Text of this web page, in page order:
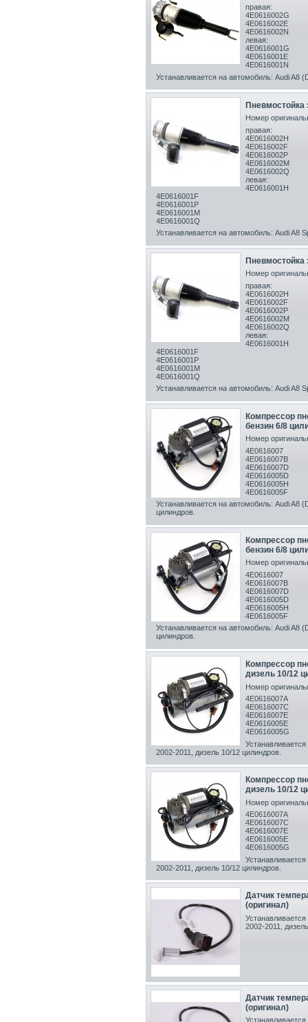
правая:
4E0616002G
4E0616002E
4E0616002N
левая:
4E0616001G
4E0616001E
4E0616001N
Устанавливается на автомобиль: Audi A8
Пневмостойка
Номер
правая:
4E0616002H
4E0616002F
4E0616002P
4E0616002M
4E0616002Q
левая:
4E0616001H
4E0616001F
4E0616001P
4E0616001M
4E0616001Q
Устанавливается на автомобиль: Audi A8
Пневмостойка
Номер
правая:
4E0616002H
4E0616002F
4E0616002P
4E0616002M
4E0616002Q
левая:
4E0616001H
4E0616001F
4E0616001P
4E0616001M
4E0616001Q
Устанавливается на автомобиль: Audi A8
Компрессор
бензин 6/8
Номер
4E0616007
4E0616007B
4E0616007D
4E0616005D
4E0616005H
4E0616005F
Устанавливается на автомобиль: Audi A8
цилиндров.
Компрессор
бензин 6/8
Номер
4E0616007
4E0616007B
4E0616007D
4E0616005D
4E0616005H
4E0616005F
Устанавливается на автомобиль: Audi A8
цилиндров.
Компрессор
дизель 10/12
Номер
4E0616007A
4E0616007C
4E0616007E
4E0616005E
4E0616005G
2002-2011, дизель 10/12 цилиндров.
Компрессор
дизель 10/12
Номер
4E0616007A
4E0616007C
4E0616007E
4E0616005E
4E0616005G
2002-2011, дизель 10/12 цилиндров.
Датчик
(оригинал)
2002-2011,
Датчик
(оригинал)